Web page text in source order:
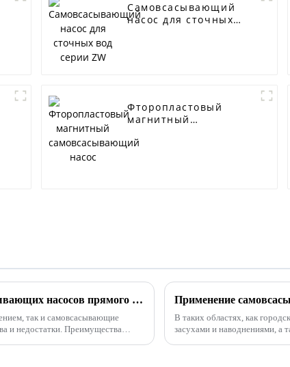
Самовсасывающий
насос для сточных
Фторопластовый
магнитный
насос
Преимущества и недостатки самовсасывающих насосов прямого и раздельного типа
так и самовсасывающие
и недостатки. Преимущества
В таких областях, как
засухами и наводнениями, а